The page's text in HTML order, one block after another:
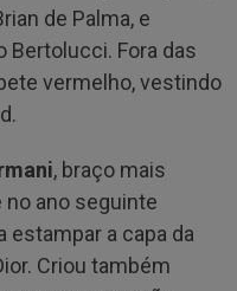
de Palma, e
Bertolucci. Fora das
vermelho, vestindo
, braço mais
no ano seguinte
a capa da
Criou também